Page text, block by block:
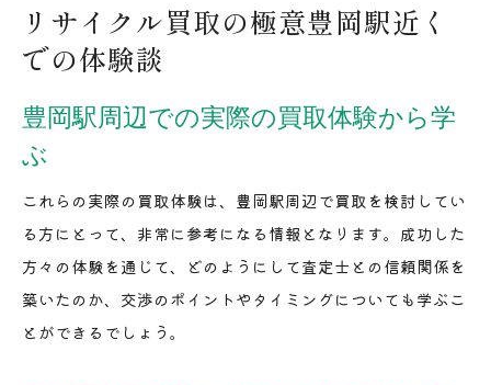
リサイクル買取の極意豊岡駅近く
での体験談
豊岡駅周辺での実際の買取体験から学
ぶ
これらの実際の買取体験は、豊岡駅周辺で買取を検討してい
る方にとって、非常に参考になる情報となります。成功した
方々の体験を通じて、どのようにして査定士との信頼関係を
築いたのか、交渉のポイントやタイミングについても学ぶこ
とができるでしょう。